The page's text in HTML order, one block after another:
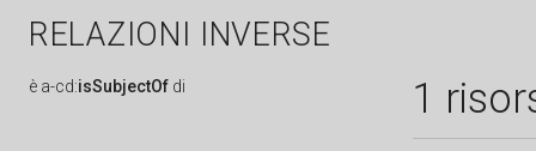
RELAZIONI INVERSE
è a-cd:isSubjectOf di 1